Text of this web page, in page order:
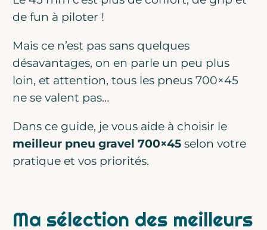
de fun à piloter !
Mais ce n’est pas sans quelques
désavantages, on en parle un peu plus
loin, et attention, tous les pneus 700×45
ne se valent pas…
Dans ce guide, je vous aide à choisir le
meilleur pneu gravel 700×45 selon votre
pratique et vos priorités.
Ma sélection des meilleurs